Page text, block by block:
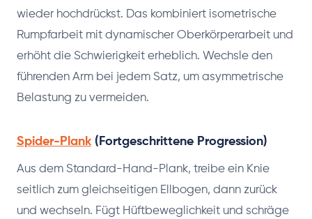
wieder hochdrückst. Das kombiniert isometrische
Rumpfarbeit mit dynamischer Oberkörperarbeit und
erhöht die Schwierigkeit erheblich. Wechsle den
führenden Arm bei jedem Satz, um asymmetrische
Belastung zu vermeiden.
Spider-Plank (Fortgeschrittene Progression)
Aus dem Standard-Hand-Plank, treibe ein Knie
seitlich zum gleichseitigen Ellbogen, dann zurück
und wechseln. Fügt Hüftbeweglichkeit und schräge